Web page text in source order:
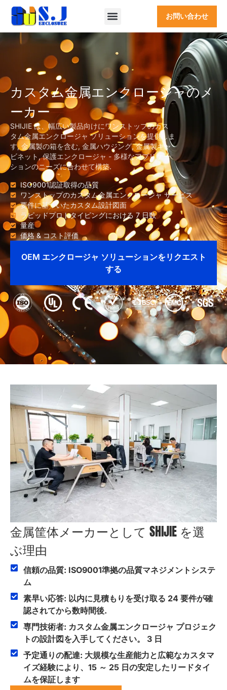
お問い合わせ
カスタム金属エンクロージャのメ
ーカー
SHIJIE は、幅広い製品向けにワンストップのカス
タム金属エンクロージャ ソリューションを提供しま
す, 金属製の箱を含む, 金属ハウジング, 金属製キャ
ビネット, 保護エンクロージャ - 多様なアプリケー
ションのニーズに合わせて構築.
ISO9001認証取得の品質
ワンストップのカスタム金属エンクロージャ サービス
要件に基づいたカスタム設計図面
ラピッドプロトタイピングにおける 7 日数
量産
価格 & コスト評価
OEM エンクロージャ ソリューションをリクエスト
する
金属筐体メーカーとして SHIJIE を選
ぶ理由
信頼の品質: ISO9001準拠の品質マネジメントシステ
ム
素早い応答: 以内に見積もりを受け取る 24 要件が確
認されてから数時間後.
専門技術者: カスタム金属エンクロージャ プロジェク
トの設計図を入手してください。 3 日
予定通りの配達: 大規模な生産能力と広範なカスタマ
イズ経験により、15 ～ 25 日の安定したリードタイ
ムを保証します